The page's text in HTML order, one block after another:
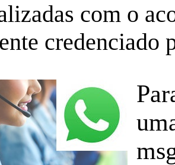
com o
credenciado